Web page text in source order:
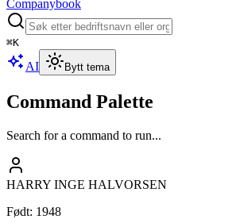
Companybook
⌘K
AI Bytt tema
Command Palette
Search for a command to run...
HARRY INGE HALVORSEN
Født: 1948